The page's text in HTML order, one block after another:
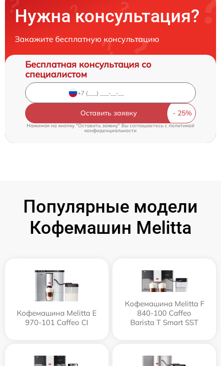
Нужна консультация?
Закажите бесплатную консультацию
Бесплатная консультация со
специалистом
Оставить заявку
Нажимая на кнопку "Оставить заявку" Вы соглашаетесь cполитикой
конфиденциальности
Популярные модели
Кофемашин Melitta
Кофемашина Melitta Е
970-101 Caffeo CI
Кофемашина Melitta F
840-100 Caffeo
Barista T Smart SST